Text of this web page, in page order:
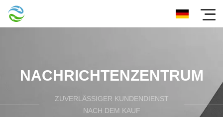
NACHRICHTENZENTRUM
ZUVERLÄSSIGER KUNDENDIENST
NACH DEM KAUF